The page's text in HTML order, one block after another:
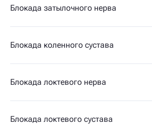
Блокада затылочного нерва
Блокада коленного сустава
Блокада локтевого нерва
Блокада локтевого сустава